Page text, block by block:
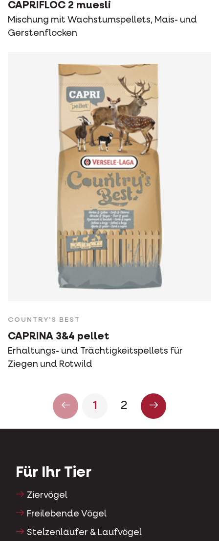
CAPRIFLOC 2 muesli
Mischung mit Wachstumspellets, Mais- und
Gerstenflocken
COUNTRY'S BEST
CAPRINA 3&4 pellet
Erhaltungs- und Trächtigkeitspellets für
Ziegen und Rotwild
1 2
Für Ihr Tier
Ziervögel
Freilebende Vögel
Stelzenläufer & Laufvögel